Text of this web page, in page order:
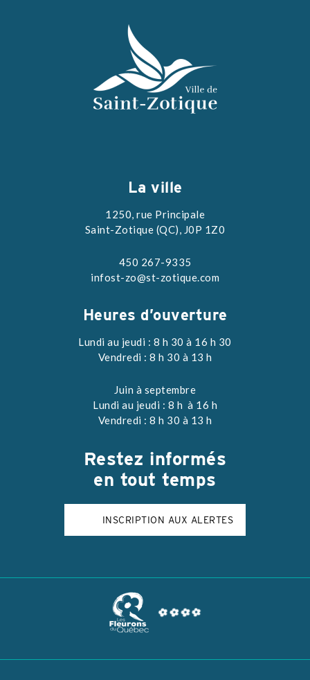
La ville
1250, rue Principale
Saint-Zotique (QC), J0P 1Z0
450 267-9335
infost-zo@st-zotique.com
Heures d’ouverture
Lundi au jeudi : 8 h 30 à 16 h 30
Vendredi : 8 h 30 à 13 h
Juin à septembre
Lundi au jeudi : 8 h à 16 h
Vendredi : 8 h 30 à 13 h
Restez informés
en tout temps
INSCRIPTION AUX ALERTES